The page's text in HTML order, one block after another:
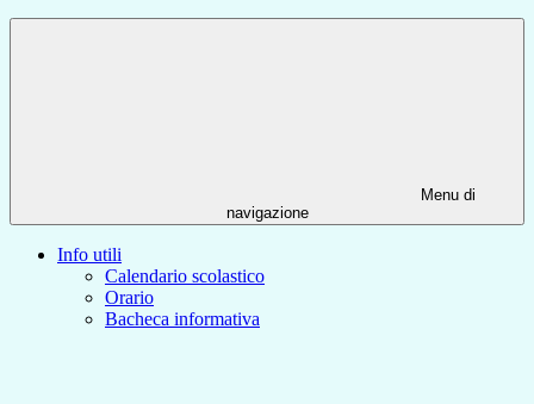
Menu di
navigazione
Info utili
Calendario scolastico
Orario
Bacheca informativa